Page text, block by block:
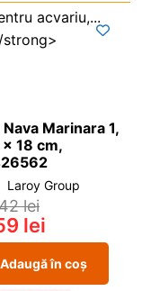
Marinara 1,
x 18 cm,
Laroy Group
lei
lei
Adaugă în coș